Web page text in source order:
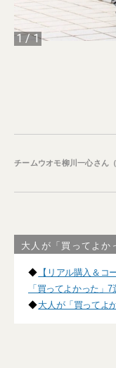
1 /1
チームウオモ柳川一心さん
大人が「買ってよか
◆ 【リアル購入＆コ
「買ってよかった」7
◆大人が「買ってよ